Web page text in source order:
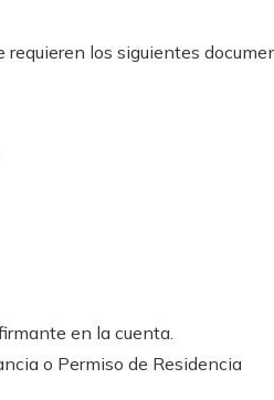
los siguientes
en la cuenta.
o Permiso de Residencia